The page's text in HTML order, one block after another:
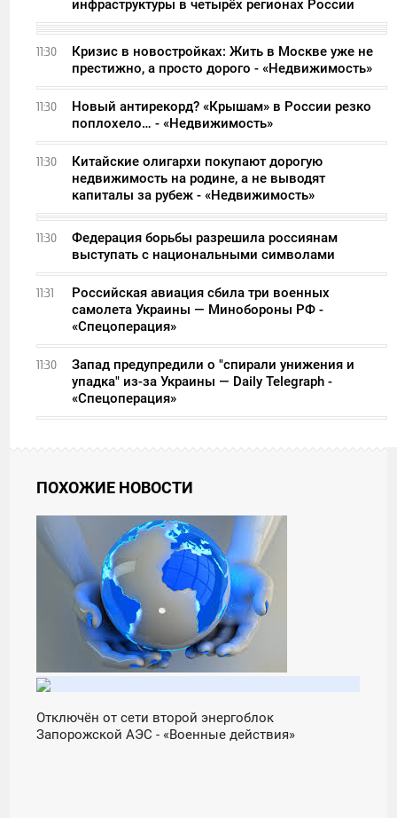
инфраструктуры в четырёх регионах России
11:30
Кризис в новостройках: Жить в Москве уже не
престижно, а просто дорого - «Недвижимость»
11:30
Новый антирекорд? «Крышам» в России резко
поплохело… - «Недвижимость»
11:30
Китайские олигархи покупают дорогую
недвижимость на родине, а не выводят
капиталы за рубеж - «Недвижимость»
11:30
Федерация борьбы разрешила россиянам
выступать с национальными символами
11:31
Российская авиация сбила три военных
самолета Украины — Минобороны РФ -
«Спецоперация»
11:30
Запад предупредили о "спирали унижения и
упадка" из-за Украины — Daily Telegraph -
«Спецоперация»
ПОХОЖИЕ НОВОСТИ
Отключён от сети второй энергоблок
Запорожской АЭС - «Военные действия»